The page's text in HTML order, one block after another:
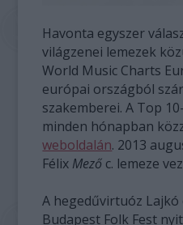
Havonta egyszer
világzenei lemezek
World Music Charts
európai országból
szakemberei. A Top
minden hónapban
weboldalán. 2013
Félix Mező c. lemeze
A hegedűvirtuóz
Budapest Folk Fest